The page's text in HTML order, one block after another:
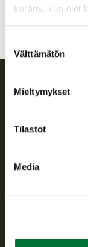
kerätty, kun olet
valinta
Välttämätön
Mieltymykset
Tilastot
Media
Suomen
Suomen
hallintotehtävistä.